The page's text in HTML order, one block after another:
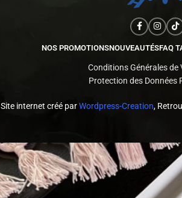
NOS PROMOTIONSNOUVEAUTÉSFAQ
Conditions Générales de
Protection des Données
Site internet créé parWordpress-Creation,
Copyright © 2024 Tapis